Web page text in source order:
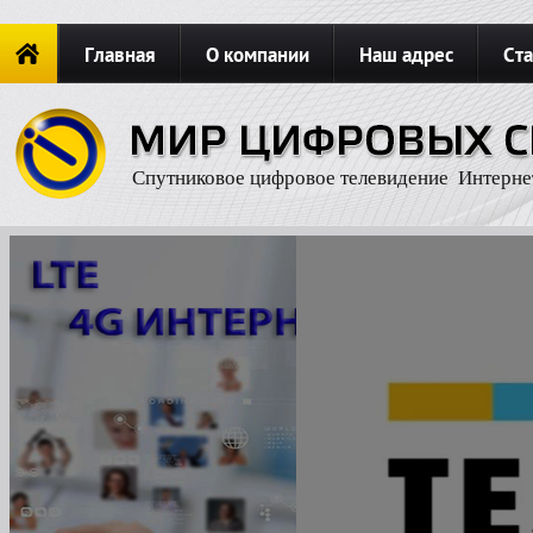
Главная О компании Наш адрес
Новости Карта сайта
Спутниковое цифровое телевидение